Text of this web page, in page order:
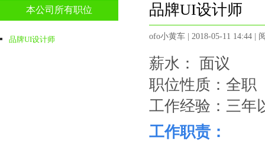
本公司所有职位
品牌UI设计师
品牌UI设计师
ofo小黄车 | 2018-05-11 14:44 |
薪水： 面议
职位性质：全职
工作经验：三年
工作职责：